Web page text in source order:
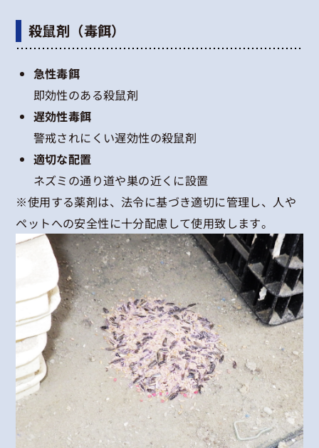
殺鼠剤（毒餌）
急性毒餌
即効性のある殺鼠剤
遅効性毒餌
警戒されにくい遅効性の殺鼠剤
適切な配置
ネズミの通り道や巣の近くに設置
※使用する薬剤は、法令に基づき適切に管理し、人や
ペットへの安全性に十分配慮して使用致します。